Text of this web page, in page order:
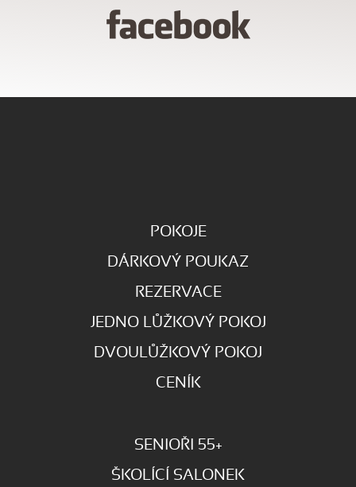
POKOJE
DÁRKOVÝ POUKAZ
REZERVACE
JEDNO LŮŽKOVÝ POKOJ
DVOULŮŽKOVÝ POKOJ
CENÍK
SENIOŘI 55+
ŠKOLÍCÍ SALONEK